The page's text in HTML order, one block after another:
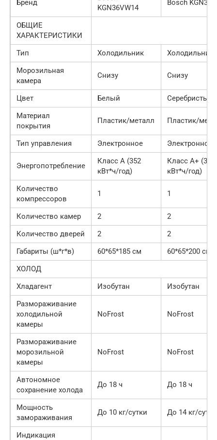
Бренд
KGN36VW14
Bosch
ОБЩИЕ
ХАРАКТЕРИСТИКИ
Тип
Холодильник
Холодильник
Морозильная
камера
Снизу Снизу
Цвет Белый
Серебристый
Материал
покрытия
Пластик/металл Пластик/
Тип управления Электронное Электронное
Энергопотребление
Класс А (352
кВт*ч/год)
Класс А+ (308
кВт*ч/год)
Количество
компрессоров
1 1
Количество камер 2
2
Количество дверей
2
2
Габариты (ш*г*в)
60*65*185 см
60*65*200 см
ХОЛОД
Хладагент
Изобутан
Изобутан
Размораживание
холодильной
камеры
NoFrost NoFrost
Размораживание
морозильной
камеры
NoFrost NoFrost
Автономное
сохранение холода
До 18 ч До 18 ч
Мощность
замораживания
До 10 кг/сутки До 14 кг/сутки
Индикация